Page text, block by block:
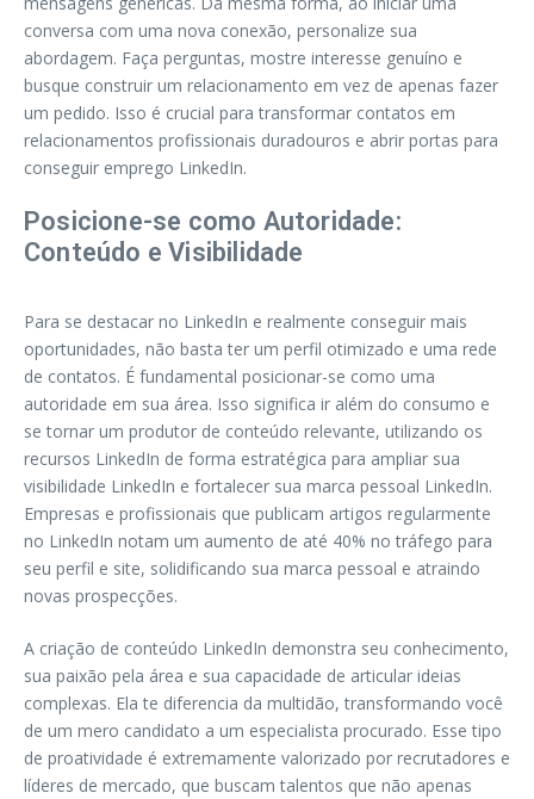
conversa com uma nova conexão, personalize sua
abordagem. Faça perguntas, mostre interesse genuíno e
busque construir um relacionamento em vez de apenas fazer
um pedido. Isso é crucial para transformar contatos em
relacionamentos profissionais duradouros e abrir portas para
conseguir emprego LinkedIn.
Posicione-se como Autoridade:
Conteúdo e Visibilidade
Para se destacar no LinkedIn e realmente conseguir mais
oportunidades, não basta ter um perfil otimizado e uma rede
de contatos. É fundamental posicionar-se como uma
autoridade em sua área. Isso significa ir além do consumo e
se tornar um produtor de conteúdo relevante, utilizando os
recursos LinkedIn de forma estratégica para ampliar sua
visibilidade LinkedIn e fortalecer sua marca pessoal LinkedIn.
Empresas e profissionais que publicam artigos regularmente
no LinkedIn notam um aumento de até 40% no tráfego para
seu perfil e site, solidificando sua marca pessoal e atraindo
novas prospecções.
A criação de conteúdo LinkedIn demonstra seu conhecimento,
sua paixão pela área e sua capacidade de articular ideias
complexas. Ela te diferencia da multidão, transformando você
de um mero candidato a um especialista procurado. Esse tipo
de proatividade é extremamente valorizado por recrutadores e
líderes de mercado, que buscam talentos que não apenas